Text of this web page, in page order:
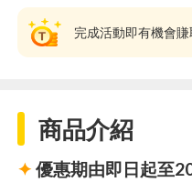
完成活動即有機會賺
商品介紹
✦ 優惠期由即日起至